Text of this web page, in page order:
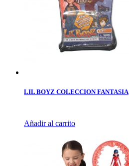
LIL BOYZ COLECCION FANTASIA
Añadir al carrito